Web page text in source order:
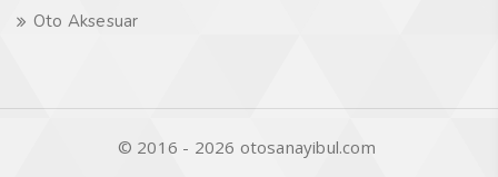
Oto Aksesuar
© 2016 - 2026 otosanayibul.com